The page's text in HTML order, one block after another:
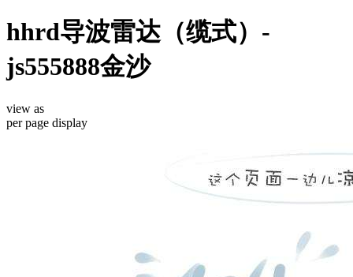
hhrd导波雷达（缆式）-
js555888金沙
view as
per page display